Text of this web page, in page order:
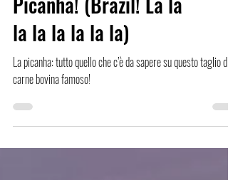
Tagli di carne bovina: la
Picanha! (Brazil! La la
la la la la la la)
La picanha: tutto quello che c’è da sapere su questo taglio di